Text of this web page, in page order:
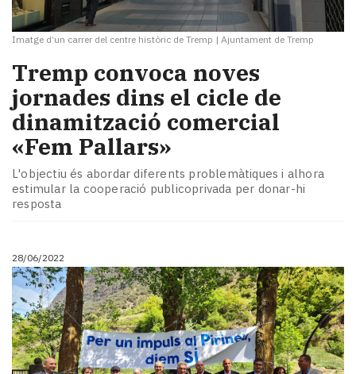
Imatge d’un carrer del centre històric de Tremp | Ajuntament de Tremp
Tremp convoca noves
jornades dins el cicle de
dinamització comercial
«Fem Pallars»
L'objectiu és abordar diferents problemàtiques i alhora
estimular la cooperació publicoprivada per donar-hi
resposta
28/06/2022